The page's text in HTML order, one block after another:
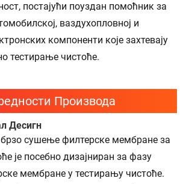
постајући поуздан помоћник за
ваздухопловној и
компоненти које захтевају
тестирање чистоће.
Производа
Десигн
сушење филтерске мембране за
је посебно дизајниран за фазу
мембране у тестирању чистоће.